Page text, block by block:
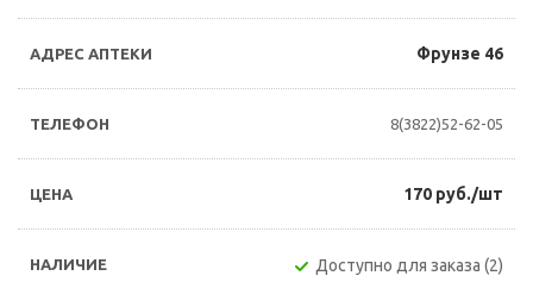
Фрунзе 46
8(3822)52-62-05
170 руб./шт
Доступно для заказа (2)